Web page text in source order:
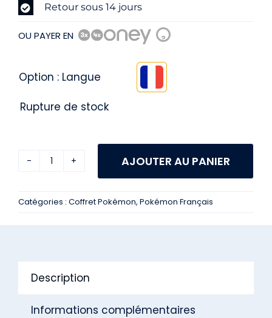
Retour sous 14 jours
OU PAYER EN ?
Option : Langue
Rupture de stock
Coffret
Florizarre
EX
AJOUTER AU PANIER
Catégories : Coffret Pokémon, Pokémon Français
Description
Informations complémentaires